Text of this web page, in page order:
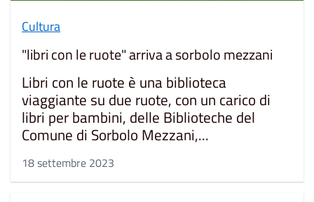
Cultura
"libri con le ruote" arriva a sorbolo mezzani
Libri con le ruote è una biblioteca
viaggiante su due ruote, con un carico di
libri per bambini, delle Biblioteche del
Comune di Sorbolo Mezzani,...
18 settembre 2023